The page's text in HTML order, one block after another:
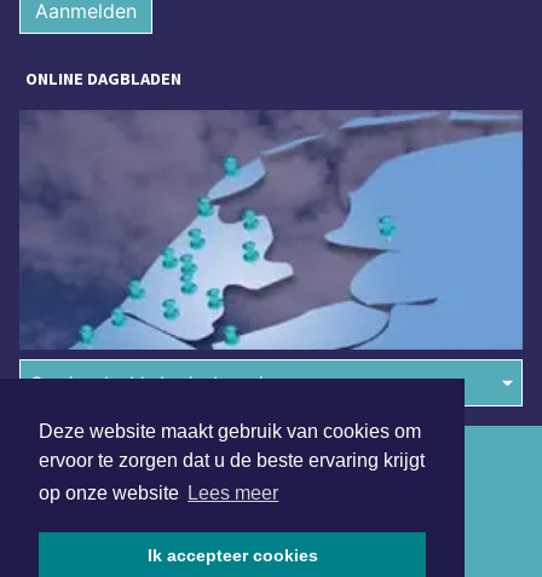
Deze website maakt gebruik van cookies om
ervoor te zorgen dat u de beste ervaring krijgt
op onze website Lees meer
Ik accepteer cookies
Aanmelden
ONLINE DAGBLADEN
Overige dagbladen in de regio
Algemene voorwaarden
Disclaimer